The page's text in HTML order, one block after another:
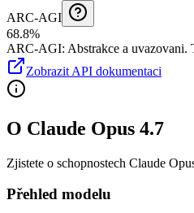
ARC-AGI
68.8%
ARC-AGI: Abstrakce a uvazovani.
Zobrazit API dokumentaci
O Claude Opus 4.7
Zjistete o schopnostech Claude
Přehled modelu